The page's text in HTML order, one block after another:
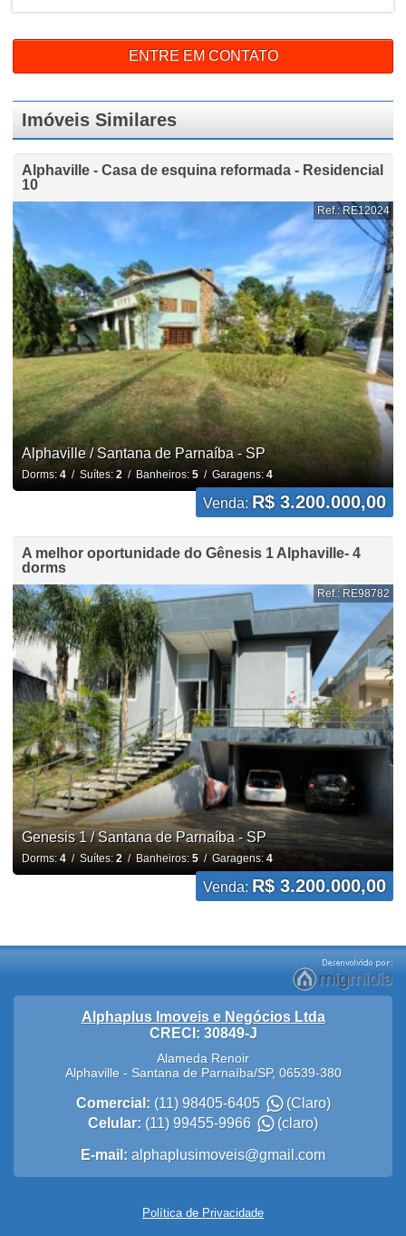
ENTRE EM CONTATO
Imóveis Similares
Alphaville - Casa de esquina reformada - Residencial
10
Ref.: RE12024
Alphaville / Santana de Parnaíba - SP
Dorms: 4/ Suítes: 2/ Banheiros: 5/ Garagens: 4
Venda: R$ 3.200.000,00
A melhor oportunidade do Gênesis 1 Alphaville- 4
dorms
Ref.: RE98782
Genesis 1 / Santana de Parnaíba - SP
Dorms: 4/ Suítes: 2/ Banheiros: 5/ Garagens: 4
Venda: R$ 3.200.000,00
Alphaplus Imoveis e Negócios Ltda
CRECI: 30849-J
Alameda Renoir
Alphaville- Santana de Parnaíba/SP, 06539-380
Comercial: (11) 98405-6405
(Claro)
Celular: (11) 99455-9966 (claro)
E-mail: alphaplusimoveis@gmail.com
Política de Privacidade